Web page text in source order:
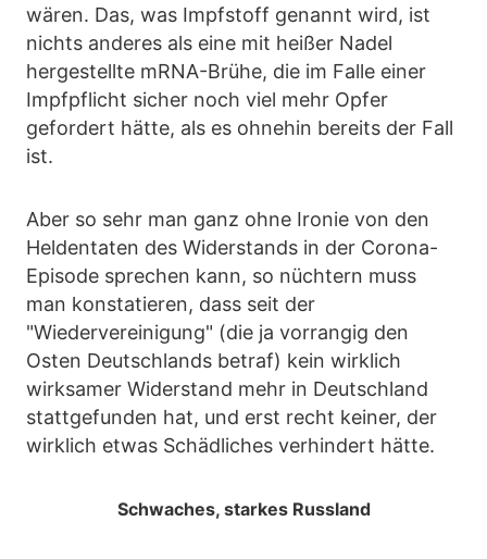
wären. Das, was Impfstoff genannt wird, ist
nichts anderes als eine mit heißer Nadel
hergestellte mRNA-Brühe, die im Falle einer
Impfpflicht sicher noch viel mehr Opfer
gefordert hätte, als es ohnehin bereits der Fall
ist.
Aber so sehr man ganz ohne Ironie von den
Heldentaten des Widerstands in der Corona-
Episode sprechen kann, so nüchtern muss
man konstatieren, dass seit der
"Wiedervereinigung" (die ja vorrangig den
Osten Deutschlands betraf) kein wirklich
wirksamer Widerstand mehr in Deutschland
stattgefunden hat, und erst recht keiner, der
wirklich etwas Schädliches verhindert hätte.
Schwaches, starkes Russland